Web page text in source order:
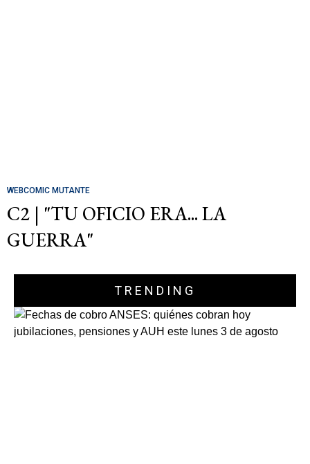
WEBCOMIC MUTANTE
C2 | "TU OFICIO ERA... LA
GUERRA"
TRENDING